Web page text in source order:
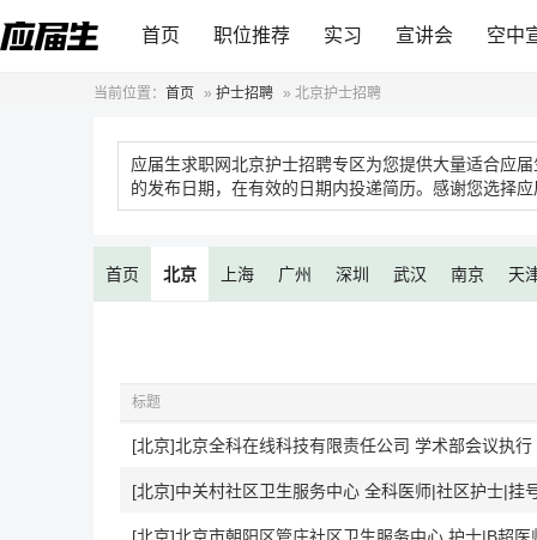
首页 职位推荐 实习 宣讲会 空中
当前位置： 首页 » 护士招聘 » 北京护士招聘
应届生求职网北京护士招聘专区为您提供大量适合应
的发布日期，在有效的日期内投递简历。感谢您选择
首页 北京 上海 广州 深圳 武汉 南京 天
标题
[北京]北京全科在线科技有限责任公司 学术部会议执行
[北京]中关村社区卫生服务中心 全科医师|社区护士|挂